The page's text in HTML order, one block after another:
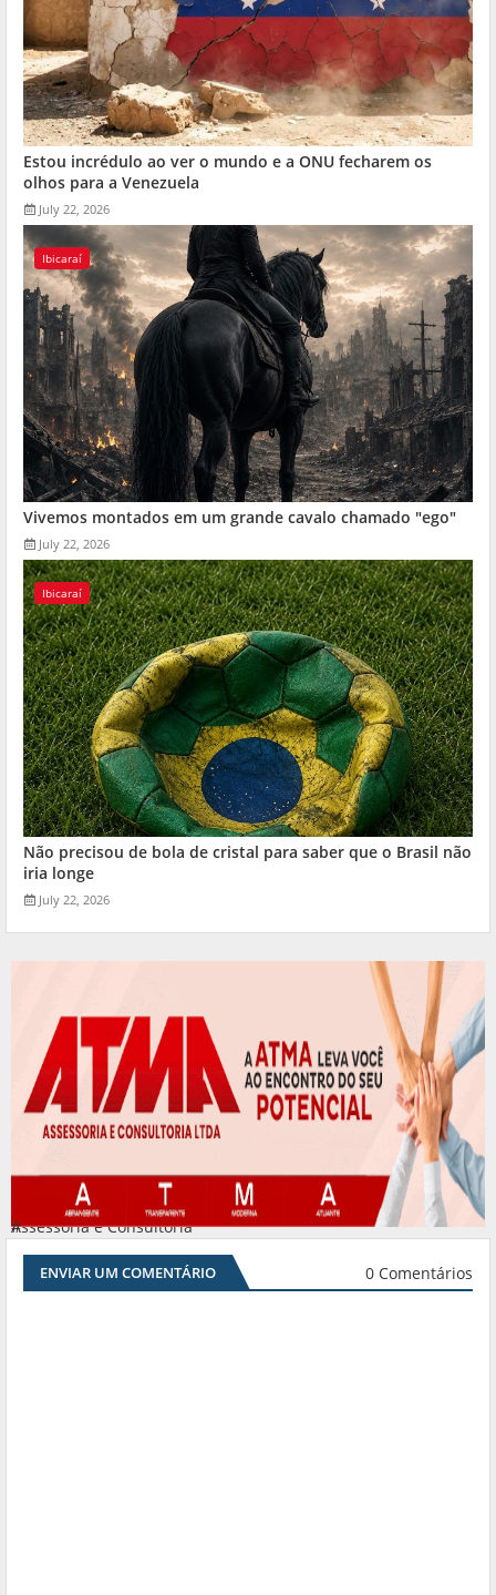
Estou incrédulo ao ver o mundo e a ONU fecharem os
olhos para a Venezuela
July 22, 2026
Ibicaraí
Vivemos montados em um grande cavalo chamado "ego"
July 22, 2026
Ibicaraí
Não precisou de bola de cristal para saber que o Brasil não
iria longe
July 22, 2026
Assessoria e Consultoria
#
ENVIAR UM COMENTÁRIO 0 Comentários